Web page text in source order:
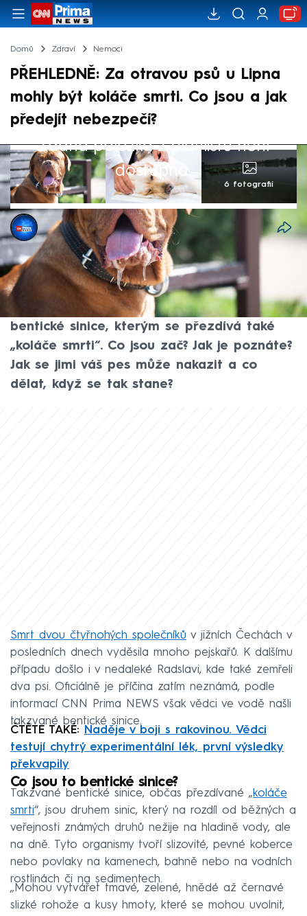
Domů Zdraví Nemoci
PŘEHLEDNĚ: Za otravou psů u Lipna
mohly být koláče smrti. Co jsou a jak
předejít nebezpečí?
Žádná položka z playlistu není
dostupná.
6 fotografií
Michael Cardal
3. čvn 2026, 17:23
Za úmrtím dvou psů, ke kterým došlo
nedávno u Lipna nad Vltavou, mohly podle
informací CNN Prima NEWS stát takzvané
bentické sinice, kterým se přezdívá také
„koláče smrti“. Co jsou zač? Jak je poznáte?
Jak se jimi váš pes může nakazit a co
dělat, když se tak stane?
Smrt dvou čtyřnohých společníků v jižních Čechách v
posledních dnech vyděsila mnoho pejskařů. K dalšímu
případu došlo i v nedaleké Radslavi, kde také zemřeli
dva psi. Oficiálně je příčina zatím neznámá, podle
informací CNN Prima NEWS však vědci ve vodě našli
takzvané bentické sinice.
ČTĚTE TAKÉ:
Naděje v boji s rakovinou. Vědci
testují chytrý experimentální lék, první výsledky
překvapily
Co jsou to bentické sinice?
Takzvané bentické sinice, občas přezdívané „koláče
smrti“, jsou druhem sinic, který na rozdíl od běžných a
veřejnosti známých druhů nežije na hladině vody, ale
na dně. Tyto organismy tvoří slizovité, pevné koberce
nebo povlaky na kamenech, bahně nebo na vodních
rostlinách či na sedimentech.
„Mohou vytvářet tmavé, zelené, hnědé až černavé
slizké rohože a kusy hmoty, které se mohou uvolnit,